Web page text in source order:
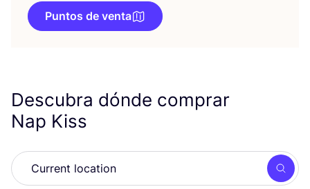
Puntos de venta
Descubra dónde comprar
Nap Kiss